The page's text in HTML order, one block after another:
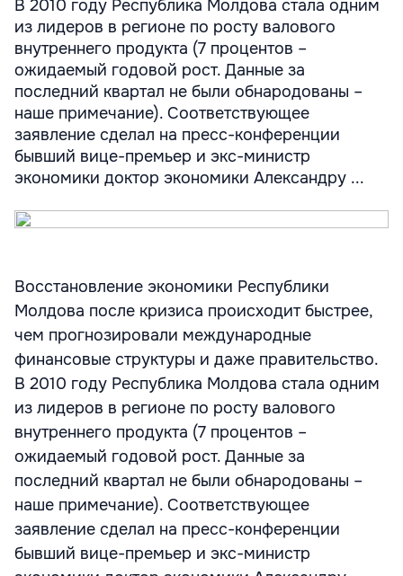
В 2010 году Республика Молдова стала одним
из лидеров в регионе по росту валового
внутреннего продукта (7 процентов –
ожидаемый годовой рост. Данные за
последний квартал не были обнародованы –
наше примечание). Соответствующее
заявление сделал на пресс-конференции
бывший вице-премьер и экс-министр
экономики доктор экономики Александру ...
Восстановление экономики Республики
Молдова после кризиса происходит быстрее,
чем прогнозировали международные
финансовые структуры и даже правительство.
В 2010 году Республика Молдова стала одним
из лидеров в регионе по росту валового
внутреннего продукта (7 процентов –
ожидаемый годовой рост. Данные за
последний квартал не были обнародованы –
наше примечание). Соответствующее
заявление сделал на пресс-конференции
бывший вице-премьер и экс-министр